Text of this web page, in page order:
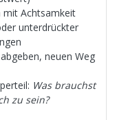
mit Achtsamkeit
unterdrückter
neuen Weg
Was brauchst
zu sein?